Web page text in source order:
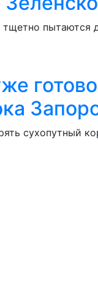
пытаются
сухопутный